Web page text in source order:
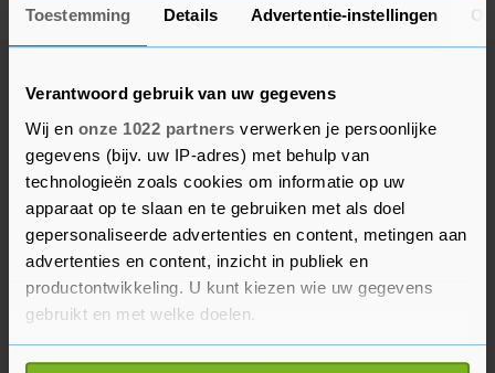
Toestemming Details Advertentie-instellingen
Verantwoord gebruik van uw gegevens
Wij en onze 1022 partners verwerken je persoonlijke
gegevens (bijv. uw IP-adres) met behulp van
technologieën zoals cookies om informatie op uw
apparaat op te slaan en te gebruiken met als doel
gepersonaliseerde advertenties en content, metingen aan
advertenties en content, inzicht in publiek en
productontwikkeling. U kunt kiezen wie uw gegevens
gebruikt en met welke doelen.
Als u het toestaat, willen we ook graag: